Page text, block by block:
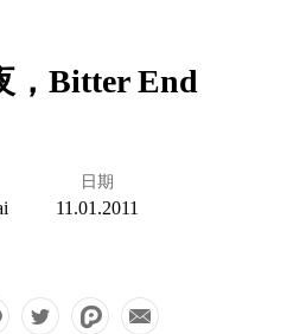
，Bitter End
日期
11.01.2011